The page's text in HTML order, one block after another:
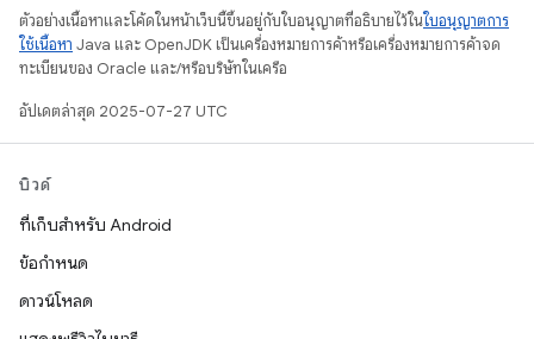
ตัวอย่างเนื้อหาและโค้ดในหน้าเว็บนี้ขึ้นอยู่กับใบอนุญาตที่อธิบายไว้ในใบอนุญาตการ
ใช้เนื้อหา Java และ OpenJDK เป็นเครื่องหมายการค้าหรือเครื่องหมายการค้าจด
ทะเบียนของ Oracle และ/หรือบริษัทในเครือ
อัปเดตล่าสุด 2025-07-27 UTC
บิวด์
ที่เก็บสำหรับ Android
ข้อกำหนด
ดาวน์โหลด